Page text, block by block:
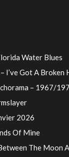
Water Blues
I’ve Got A Broken
– 1967/
2026
Of Mine
The Moon